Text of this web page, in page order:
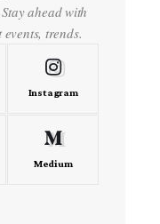
ahead with
trends.
Instagram
Medium